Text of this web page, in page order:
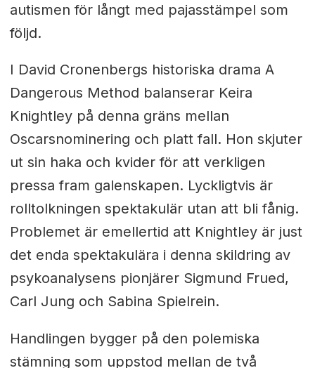
autismen för långt med pajasstämpel som
följd.
I David Cronenbergs historiska drama A
Dangerous Method balanserar Keira
Knightley på denna gräns mellan
Oscarsnominering och platt fall. Hon skjuter
ut sin haka och kvider för att verkligen
pressa fram galenskapen. Lyckligtvis är
rolltolkningen spektakulär utan att bli fånig.
Problemet är emellertid att Knightley är just
det enda spektakulära i denna skildring av
psykoanalysens pionjärer Sigmund Frued,
Carl Jung och Sabina Spielrein.
Handlingen bygger på den polemiska
stämning som uppstod mellan de två